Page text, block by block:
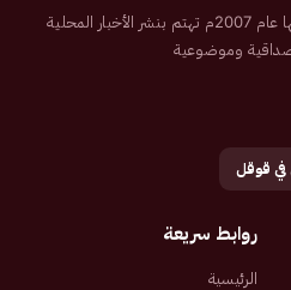
صحيفة إلكترونية سعودية تم تأسيسها عام 2007م تهتم بنشر الأخبار المحلية
وموضوعية
قوقل
روابط سريعة
الرئيسية